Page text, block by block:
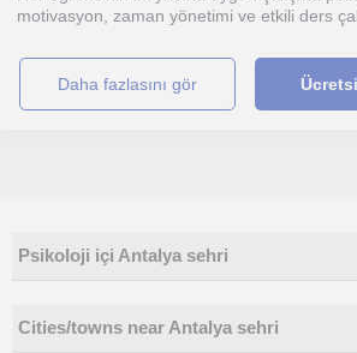
motivasyon, zaman yönetimi ve etkili ders
daha fazlasını gör
Psikoloji içi Antalya sehri
Cities/towns near Antalya sehri